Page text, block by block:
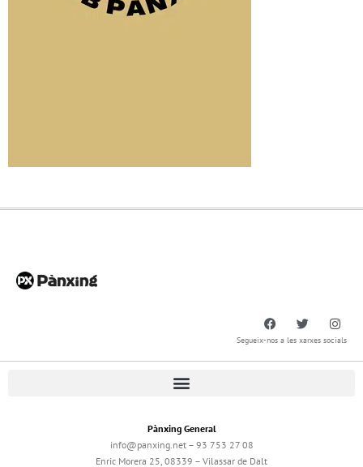
Segueix-nos a les xarxes socials
Pànxing General
info@panxing.net – 93 753 27 08
Enric Morera 25, 08339 – Vilassar de Dalt